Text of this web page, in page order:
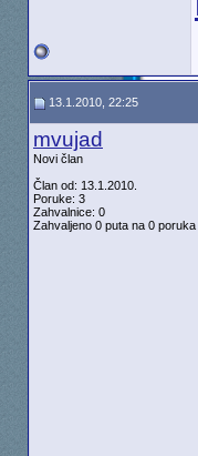
13.1.2010, 22:25
mvujad
Novi član
Član od: 13.1.2010.
Poruke: 3
Zahvalnice: 0
Zahvaljeno 0 puta na 0 poruka